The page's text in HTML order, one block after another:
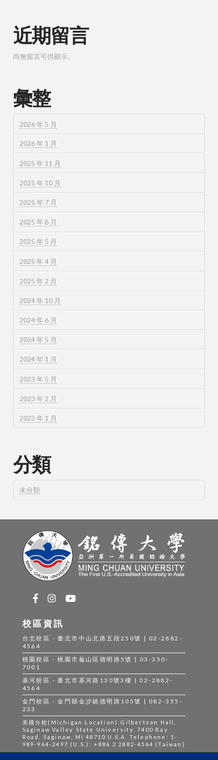
近期留言
尚無留言可供顯示。
彙整
2026 年 5 月
2026 年 1 月
2025 年 11 月
2025 年 10 月
2025 年 7 月
2025 年 6 月
2025 年 5 月
2025 年 4 月
2025 年 2 月
2024 年 10 月
2024 年 6 月
2024 年 5 月
2024 年 1 月
2023 年 5 月
2023 年 2 月
2023 年 1 月
分類
未分類
校區資訊
台北校區 - 臺北市中山北路五段250號 | 02-2882-
4564
桃園校區 - 桃園市龜山區德明路5號 | 03-350-
7001
基河校區 - 臺北市基河路130號3樓 | 02-2882-
4564
金門校區 - 金門縣金沙鎮德明路105號 | 082-355-
233
美國分校(Michigan Location):Gilbertson Hall,
Saginaw Valley State University, 7400 Bay
Road, Saginaw, MI 48710 U.S.A. Telephone: 1-
989-964-2497 (U.S.); +886 2 2882-4564 (Taiwan)